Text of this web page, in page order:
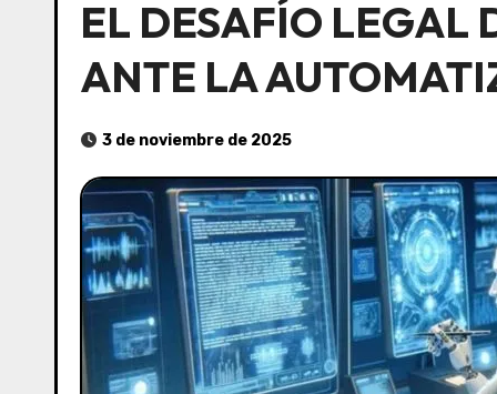
EL DESAFÍO LEGAL
ANTE LA
3 de noviembre de 2025